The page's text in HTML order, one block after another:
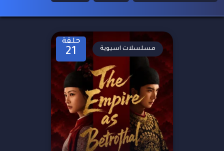
حلقة
21 مسلسلات اسيوية